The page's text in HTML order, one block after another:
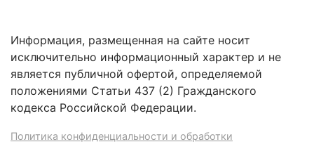
Информация, размещенная на сайте носит
исключительно информационный характер и не
является публичной офертой, определяемой
положениями Статьи 437 (2) Гражданского
кодекса Российской Федерации.
Политика конфиденциальности и обработки